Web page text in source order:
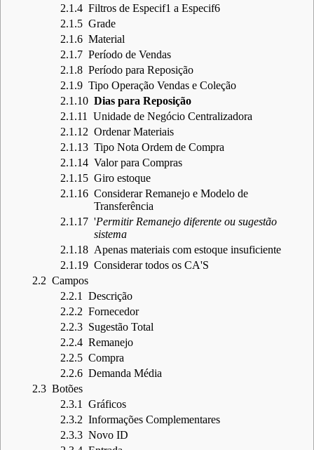
2.1.4 Filtros de Especif1 a Especif6
2.1.5 Grade
2.1.6 Material
2.1.7 Período de Vendas
2.1.8 Período para Reposição
2.1.9 Tipo Operação Vendas e Coleção
2.1.10 Dias para Reposição
2.1.11
Unidade de Negócio Centralizadora
2.1.12 Ordenar Materiais
2.1.13 Tipo Nota Ordem de Compra
2.1.14 Valor para Compras
2.1.15 Giro estoque
2.1.16 Considerar Remanejo e Modelo de
Transferência
2.1.17 'Permitir Remanejo diferente ou sugestão
sistema
2.1.18 Apenas materiais com estoque insuficiente
2.1.19 Considerar todos os CA'S
2.2 Campos
2.2.1
Descrição
2.2.2 Fornecedor
2.2.3 Sugestão Total
2.2.4 Remanejo
2.2.5 Compra
2.2.6 Demanda Média
2.3 Botões
2.3.1
Gráficos
2.3.2 Informações Complementares
2.3.3 Novo ID